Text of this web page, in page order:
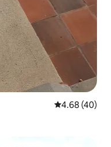
평점 4.68점(5
4.68 (40)